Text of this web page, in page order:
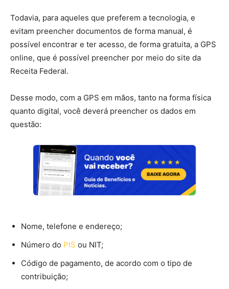
Todavia, para aqueles que preferem a tecnologia, e
evitam preencher documentos de forma manual, é
possível encontrar e ter acesso, de forma gratuita, a GPS
online, que é possível preencher por meio do site da
Receita Federal.
Desse modo, com a GPS em mãos, tanto na forma física
quanto digital, você deverá preencher os dados em
questão:
Nome, telefone e endereço;
Número do PIS ou NIT;
Código de pagamento, de acordo com o tipo de
contribuição;